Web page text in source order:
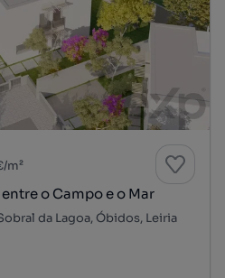
m²
o Campo e o Mar
da Lagoa, Óbidos, Leiria